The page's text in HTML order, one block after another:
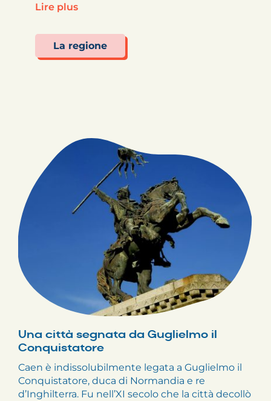
Lire plus
La regione
Una città segnata da Guglielmo il
Conquistatore
Caen è indissolubilmente legata a Guglielmo il
Conquistatore, duca di Normandia e re
d’Inghilterra. Fu nell’XI secolo che la città decollò